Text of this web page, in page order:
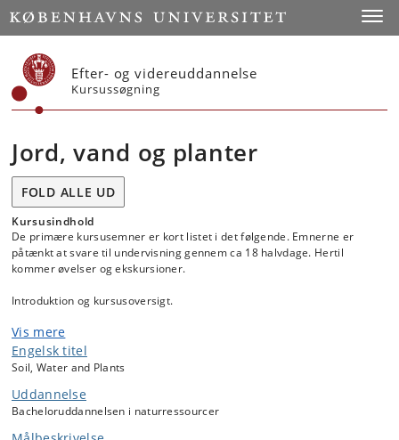
Start
Efter- og videreuddannelse
Kursussøgning
Jord, vand og planter
FOLD ALLE UD
Kursusindhold
De primære kursusemner er kort listet i det følgende. Emnerne er
påtænkt at svare til undervisning gennem ca 18 halvdage. Hertil
kommer øvelser og ekskursioner.
Introduktion og kursusoversigt.
Det danske landskab, jordbund og klima:
- Landskaber og jordtyper, føristiden
- Landskaber og jordtyper, istiderne
- Vejr og klima
Jordbundens sammensætning, processer, funktioner og sundhed i
Vis mere
Engelsk titel
Soil, Water and Plants
Uddannelse
Bacheloruddannelsen i naturressourcer